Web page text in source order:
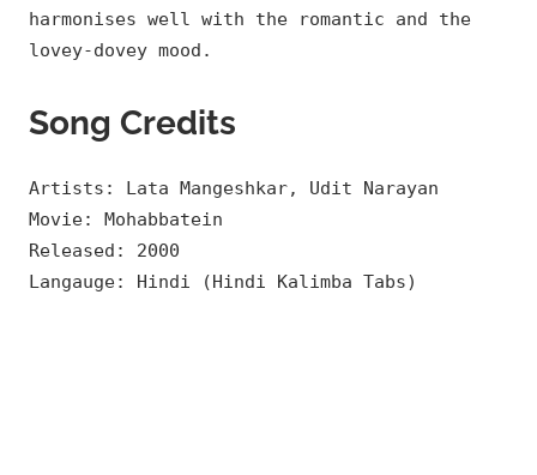
harmonises well with the romantic and the
lovey-dovey mood.
Song Credits
Artists: Lata Mangeshkar, Udit Narayan
Movie: Mohabbatein
Released: 2000
Langauge: Hindi (Hindi Kalimba Tabs)